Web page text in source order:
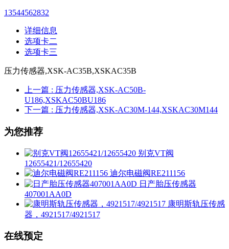
13544562832
详细信息
选项卡二
选项卡三
压力传感器,XSK-AC35B,XSKAC35B
上一篇 : 压力传感器,XSK-AC50B-
U186,XSKAC50BU186
下一篇 : 压力传感器,XSK-AC30M-144,XSKAC30M144
为您推荐
别克VT阀
12655421/12655420
迪尔电磁阀RE211156
日产胎压传感器
407001AA0D
康明斯轨压传感
器，4921517/4921517
在线预定